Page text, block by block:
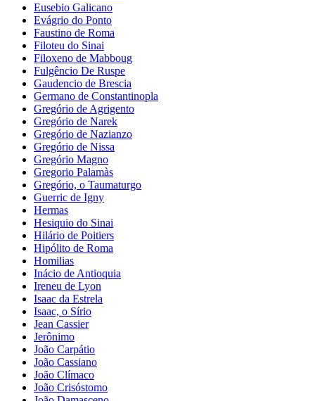
Eusebio Galicano
Evágrio do Ponto
Faustino de Roma
Filoteu do Sinai
Filoxeno de Mabboug
Fulgêncio De Ruspe
Gaudencio de Brescia
Germano de Constantinopla
Gregório de Agrigento
Gregório de Narek
Gregório de Nazianzo
Gregório de Nissa
Gregório Magno
Gregorio Palamàs
Gregório, o Taumaturgo
Guerric de Igny
Hermas
Hesiquio do Sinai
Hilário de Poitiers
Hipólito de Roma
Homilias
Inácio de Antioquia
Ireneu de Lyon
Isaac da Estrela
Isaac, o Sírio
Jean Cassier
Jerônimo
João Carpátio
João Cassiano
João Clímaco
João Crisóstomo